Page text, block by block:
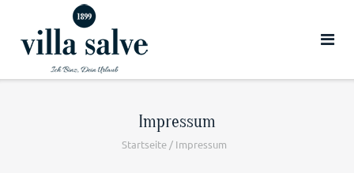
Angebot
Impressum
Startseite / Impressum